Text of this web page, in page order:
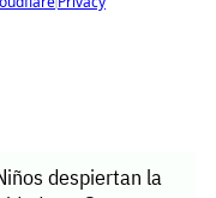
despiertan la